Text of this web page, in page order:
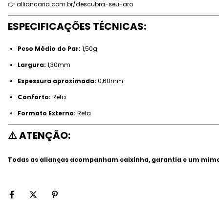
👉 alliancaria.com.br/descubra-seu-aro
ESPECIFICAÇÕES TÉCNICAS:
Peso Médio do Par: 1,50g
Largura: 1,30mm
Espessura aproximada: 0,60mm
Conforto: Reta
Formato Externo: Reta
⚠️ ATENÇÃO:
Todas as alianças acompanham caixinha, garantia e um